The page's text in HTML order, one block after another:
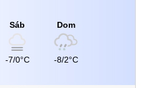
Sáb
-7/0°C
Dom
-8/2°C